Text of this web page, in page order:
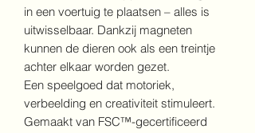
in een voertuig te plaatsen – alles is
uitwisselbaar. Dankzij magneten
kunnen de dieren ook als een treintje
achter elkaar worden gezet.
Een speelgoed dat motoriek,
verbeelding en creativiteit stimuleert.
Gemaakt van FSC™-gecertificeerd